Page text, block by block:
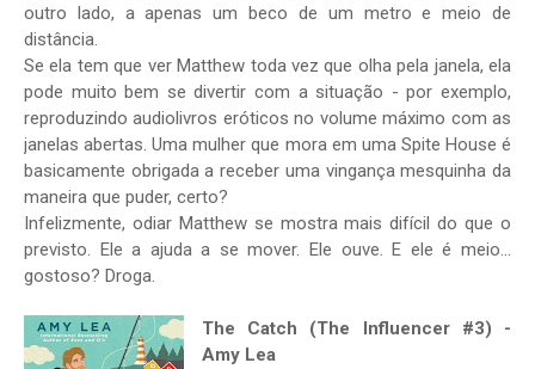
outro lado, a apenas um beco de um metro e meio de
distância.
Se ela tem que ver Matthew toda vez que olha pela janela, ela
pode muito bem se divertir com a situação - por exemplo,
reproduzindo audiolivros eróticos no volume máximo com as
janelas abertas. Uma mulher que mora em uma Spite House é
basicamente obrigada a receber uma vingança mesquinha da
maneira que puder, certo?
Infelizmente, odiar Matthew se mostra mais difícil do que o
previsto. Ele a ajuda a se mover. Ele ouve. E ele é meio...
gostoso? Droga.
The Catch (The Influencer #3) -
Amy Lea